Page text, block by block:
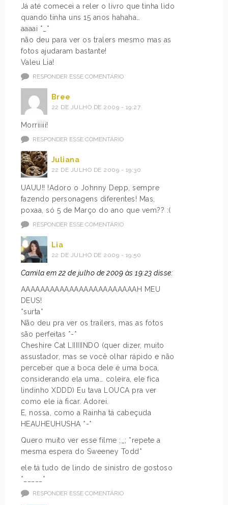
Já até comecei a reler o livro que tinha lido
quando tinha uns 15 anos hahaha…
aaaai *_*
não deu para ver os tralers mesmo mas as
fotos ajudaram bastante!
Valeu Lia!
RESPONDER ESSE COMENTÁRIO
Bree
22 DE JULHO DE 2009 - 19:27
Morriiiii!
RESPONDER ESSE COMENTÁRIO
Juliana
22 DE JULHO DE 2009 - 19:30
UAUU!! !Adoro o Johnny Depp, sempre
fazendo personagens diferentes! Mas,
poxaa, só 5 de Março do ano que vem?? :(
RESPONDER ESSE COMENTÁRIO
Lia
22 DE JULHO DE 2009 - 19:50
Camila em 22 de julho de 2009 às 19:23 disse:
AAAAAAAAAAAAAAAAAAAAAAAAH MEU
DEUS!
*surta*
Não deu pra ver os trailers, mas as fotos
são perfeitas *-*
Cheshire Cat LIIIIIINDO (quer dizer, muito
assustador, mas se você olhar rápido e não
perceber que a boca dele é uma boca,
considerando ela uma… coleira, ele fica
lindinho XDDD) Eu tava LOUCA pra ver
como ele ia ficar. Adorei.
E, nossa, como a Rainha tá cabeçuda
HEAUHEUHUSHA *-*
Quero muito ver esse filme ;_; *repete a
mesma espera do Sweeney Todd*
ele tá tudo de lindo de sinistro de gostoso
*_____*
RESPONDER ESSE COMENTÁRIO